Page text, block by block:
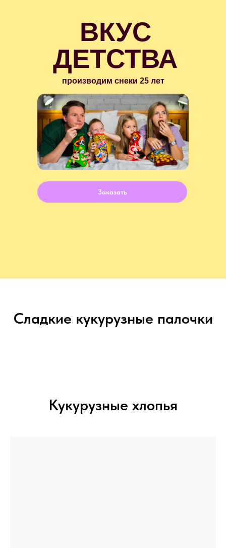
производим снеки 25 лет
ВКУС
ДЕТСТВА
Заказать
Сладкие кукурузные палочки
Кукурузные хлопья